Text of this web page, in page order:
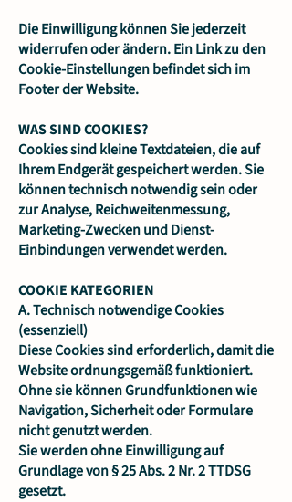
Die Einwilligung können Sie jederzeit
widerrufen oder ändern. Ein Link zu den
Cookie-Einstellungen befindet sich im
Footer der Website.
WAS SIND COOKIES?
Cookies sind kleine Textdateien, die auf
Ihrem Endgerät gespeichert werden. Sie
können technisch notwendig sein oder
zur Analyse, Reichweitenmessung,
Marketing-Zwecken und Dienst-
Einbindungen verwendet werden.
COOKIE KATEGORIEN
A. Technisch notwendige Cookies
(essenziell)
Diese Cookies sind erforderlich, damit die
Website ordnungsgemäß funktioniert.
Ohne sie können Grundfunktionen wie
Navigation, Sicherheit oder Formulare
nicht genutzt werden.
Sie werden ohne Einwilligung auf
Grundlage von § 25 Abs. 2 Nr. 2 TTDSG
gesetzt.